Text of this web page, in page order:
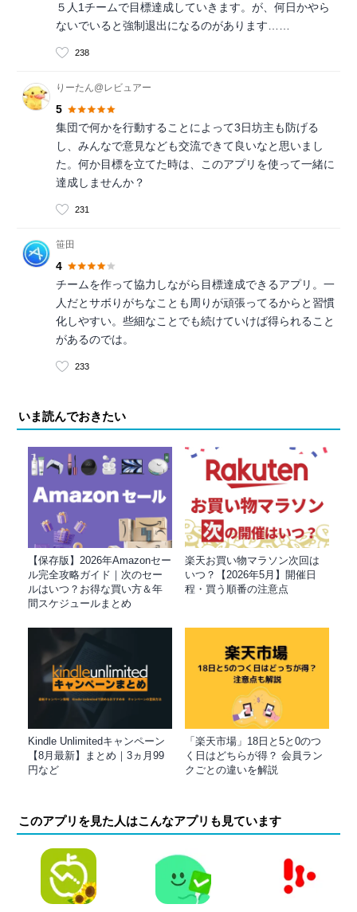
５人1チームで目標達成していきます。が、何日かやら
ないでいると強制退出になるのがあります……
238
りーたん@レビュアー
5
集団で何かを行動することによって3日坊主も防げる
し、みんなで意見なども交流できて良いなと思いまし
た。何か目標を立てた時は、このアプリを使って一緒に
達成しませんか？
231
笹田
4
チームを作って協力しながら目標達成できるアプリ。一
人だとサボりがちなことも周りが頑張ってるからと習慣
化しやすい。些細なことでも続けていけば得られること
があるのでは。
233
いま読んでおきたい
【保存版】2026年Amazonセー
ル完全攻略ガイド｜次のセー
ルはいつ？お得な買い方＆年
間スケジュールまとめ
楽天お買い物マラソン次回は
いつ？【2026年5月】開催日
程・買う順番の注意点
Kindle Unlimitedキャンペーン
【8月最新】まとめ｜3ヵ月99
円など
「楽天市場」18日と5と0のつ
く日はどちらが得？ 会員ラン
クごとの違いを解説
このアプリを見た人はこんなアプリも見ています